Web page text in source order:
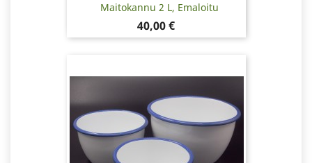
Maitokannu 2 L, Emaloitu
Hinta
40,00 €